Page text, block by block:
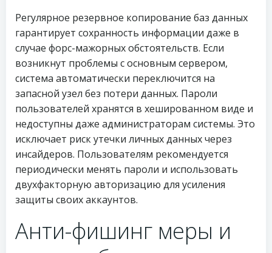
Регулярное резервное копирование баз данных
гарантирует сохранность информации даже в
случае форс-мажорных обстоятельств. Если
возникнут проблемы с основным сервером,
система автоматически переключится на
запасной узел без потери данных. Пароли
пользователей хранятся в хешированном виде и
недоступны даже администраторам системы. Это
исключает риск утечки личных данных через
инсайдеров. Пользователям рекомендуется
периодически менять пароли и использовать
двухфакторную авторизацию для усиления
защиты своих аккаунтов.
Анти-фишинг меры и